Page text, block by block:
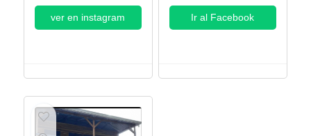
ver en instagram Ir al Facebook